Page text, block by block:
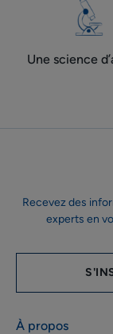
Une science
Recevez des
experts en
À propos